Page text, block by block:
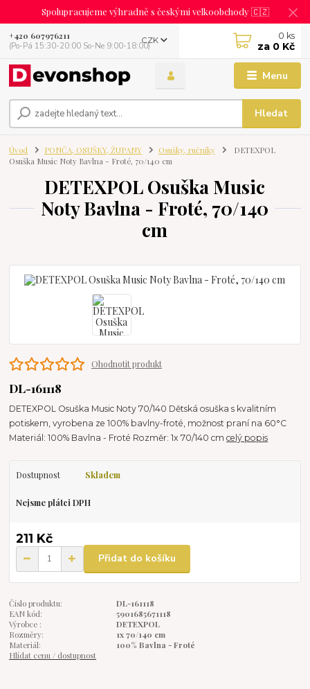
Spolupracujeme výhradně s českými velkoobchody 🇨🇿
Menu
CZK
Hledat
+420 607976211
(Po-Pá 15:30-20:00 So-Ne 9:00-18:00)
0 ks
za 0 Kč
Úvod PONČA, OSUŠKY, ŽUPANY Osušky, ručníky
DETEXPOL
Osuška Music Noty Bavlna - Froté, 70/140 cm
DETEXPOL Osuška Music
Noty Bavlna - Froté, 70/140
cm
Ohodnotit produkt
DL-161118
DETEXPOL Osuška Music Noty 70/140 Dětská osuška s kvalitním
potiskem, vyrobena ze 100% bavlny-froté, možnost praní na 60°C
Materiál: 100% Bavlna - Froté Rozměr: 1x 70/140 cmcelý popis
Dostupnost Skladem
Nejsme plátci DPH
211 Kč
Přidat do košíku
Číslo produktu:
DL-161118
EAN kód:
5901685671118
Výrobce :
DETEXPOL
Rozměry:
1x 70/140 cm
Materiál:
100% Bavlna - Froté
Hlídat cenu / dostupnost